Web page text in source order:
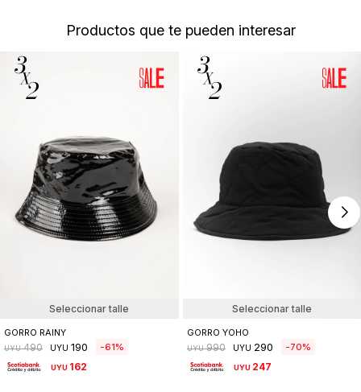
Productos que te pueden interesar
Seleccionar talle
GORRO RAINY
UYU 490 UYU 190 61
UYU 162
Seleccionar talle
GORRO YOHO
UYU 990 UYU 290 70
UYU 247